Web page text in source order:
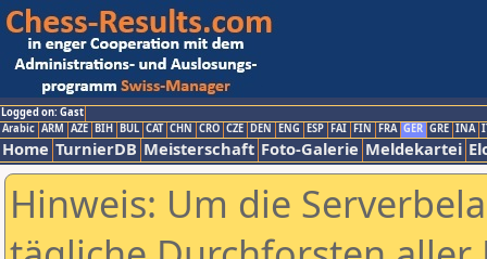
Logged on: Gast
Arabic ARM AZE BIH BUL CAT CHN CRO CZE DEN ENG ESP FAI FIN FRA GER GRE INA
Home TurnierDB Meisterschaft Foto-Galerie Meldekartei
Hinweis: Um die